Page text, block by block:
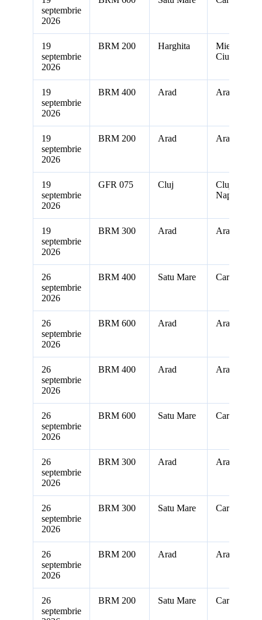
septembrie
2026
19
septembrie
2026
BRM 200 Harghita
Miercurea
Ciuc
19
septembrie
2026
BRM 400 Arad Arad
19
septembrie
2026
BRM 200 Arad Arad
19
septembrie
2026
GFR 075 Cluj
Cluj-
Napoca
19
septembrie
2026
BRM 300 Arad Arad
26
septembrie
2026
BRM 400 Satu Mare Carei
26
septembrie
2026
BRM 600 Arad Arad
26
septembrie
2026
BRM 400 Arad Arad
26
septembrie
2026
BRM 600 Satu Mare Carei
26
septembrie
2026
BRM 300 Arad Arad
26
septembrie
2026
BRM 300 Satu Mare Carei
26
septembrie
2026
BRM 200 Arad Arad
26
septembrie
BRM 200 Satu Mare Carei